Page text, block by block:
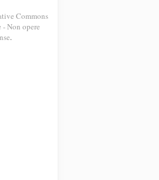
Commons
Non opere
.